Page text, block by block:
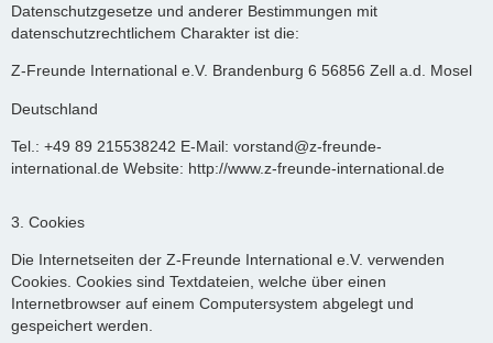
Datenschutzgesetze und anderer Bestimmungen mit
datenschutzrechtlichem Charakter ist die:
Z-Freunde International e.V. Brandenburg 6 56856 Zell a.d. Mosel
Deutschland
Tel.: +49 89 215538242 E-Mail: vorstand@z-freunde-
international.de Website: http://www.z-freunde-international.de
3. Cookies
Die Internetseiten der Z-Freunde International e.V. verwenden
Cookies. Cookies sind Textdateien, welche über einen
Internetbrowser auf einem Computersystem abgelegt und
gespeichert werden.